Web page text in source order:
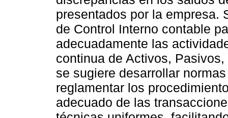
presentados por la empresa.
de Control Interno contable
adecuadamente las
continua de Activos,
se sugiere desarrollar
reglamentar los
adecuado de las